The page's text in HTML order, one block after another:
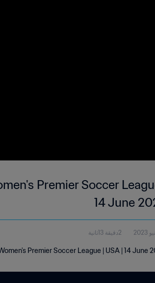
Premier Soccer
14 June
2دقيقة 13ثانية
Premier Soccer League | USA | 14 June